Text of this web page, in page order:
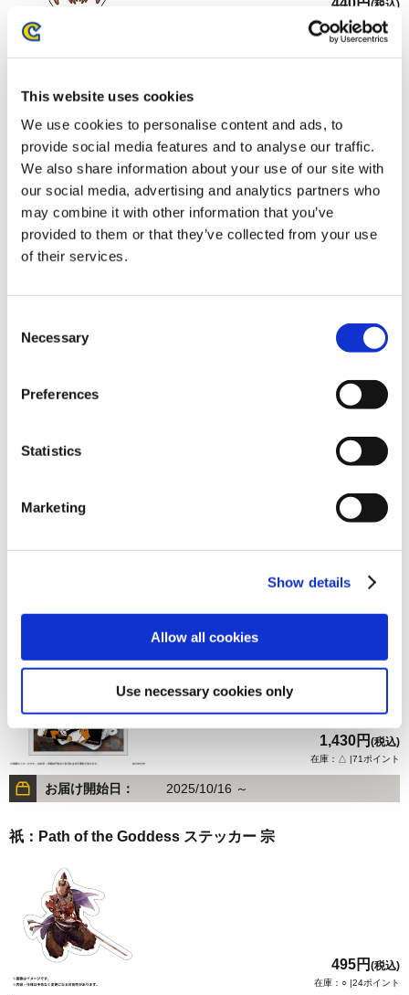
This website uses cookies
We use cookies to personalise content and ads, to
provide social media features and to analyse our traffic.
We also share information about your use of our site with
our social media, advertising and analytics partners who
may combine it with other information that you’ve
provided to them or that they’ve collected from your use
of their services.
Selection
Necessary
Preferences
Statistics
Marketing
Show details
Allow all cookies
Use necessary cookies only
440円(税込)
在庫：○ |22ポイント
モンスターハンター モンでふぉ ダイカットステッカー ドシ
ャグマ
お届け開始日： 2025/10/16 ～
ストリートファイター6 バラエティダイカットステッカー
1,430円(税込)
在庫：△ |71ポイント
ストリートファイター6 バラエティダイカットステッカー
Bセット
1,430円 (税込)
在庫：△ |71ポイント
お届け開始日： 2025/10/16 ～
祇：Path of the Goddess ステッカー 宗
495円 (税込)
在庫：○ |24ポイント